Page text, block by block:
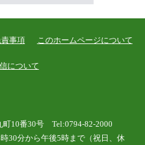
事項 このホームページについて
について
10番30号 Tel:0794-82-2000
30分から午後5時まで（祝日、休